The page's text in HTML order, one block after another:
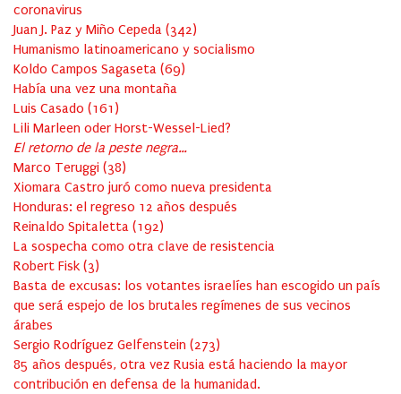
coronavirus
Juan J. Paz y Miño Cepeda (342)
Humanismo latinoamericano y socialismo
Koldo Campos Sagaseta (69)
Había una vez una montaña
Luis Casado (161 )
Lili Marleen oder Horst-Wessel-Lied?
El retorno de la peste negra…
Marco Teruggi (38)
Xiomara Castro juró como nueva presidenta
Honduras: el regreso 12 años después
Reinaldo Spitaletta (192)
La sospecha como otra clave de resistencia
Robert Fisk (3)
Basta de excusas: los votantes israelíes han escogido un país
que será espejo de los brutales regímenes de sus vecinos
árabes
Sergio Rodríguez Gelfenstein (273)
85 años después, otra vez Rusia está haciendo la mayor
contribución en defensa de la humanidad.